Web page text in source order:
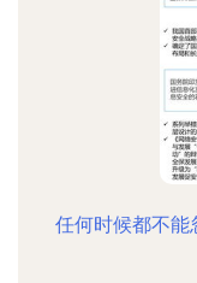
任何时候都不能